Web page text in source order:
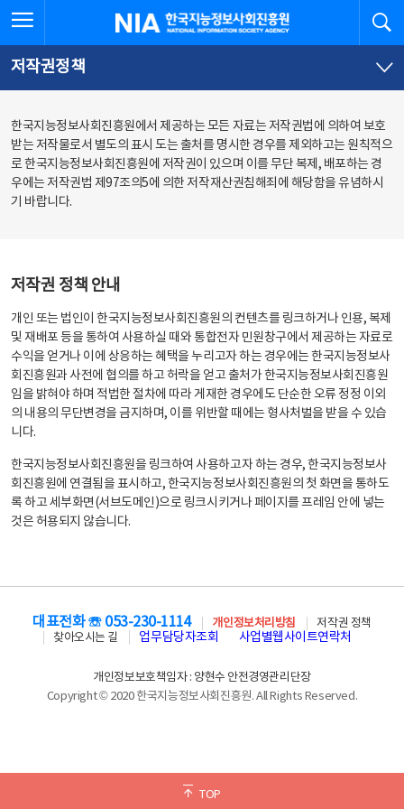
문
로
가
체
뉴
바
가
한국지능정보사회진흥원
저작권정책
한국지능정보사회진흥원에서 제공하는 모든 자료는 저작권법에 의하여 보호
받는 저작물로서 별도의 표시 도는 출처를 명시한 경우를 제외하고는 원칙적으
로 한국지능정보사회진흥원에 저작권이 있으며 이를 무단 복제, 배포하는 경
우에는 저작권법 제97조의5에 의한 저작재산권침해죄에 해당함을 유념하시
기 바랍니다.
저작권 정책 안내
개인 또는 법인이 한국지능정보사회진흥원의 컨텐츠를 링크하거나 인용, 복제
및 재배포 등을 통하여 사용하실 때와 통합전자 민원창구에서 제공하는 자료로
수익을 얻거나 이에 상응하는 혜택을 누리고자 하는 경우에는 한국지능정보사
회진흥원과 사전에 협의를 하고 허락을 얻고 출처가 한국지능정보사회진흥원
임을 밝혀야 하며 적법한 절차에 따라 게재한 경우에도 단순한 오류 정정 이외
의 내용의 무단변경을 금지하며, 이를 위반할 때에는 형사처벌을 받을 수 있습
니다.
한국지능정보사회진흥원을 링크하여 사용하고자 하는 경우, 한국지능정보사
회진흥원에 연결됨을 표시하고, 한국지능정보사회진흥원의 첫 화면을 통하도
록 하고 세부화면(서브도메인)으로 링크시키거나 페이지를 프레임 안에 넣는
것은 허용되지 않습니다.
TOP
대표전화 ☏ 053-230-1114 개인정보처리방침
저작권 정책
찾아오시는 길
업무담당자조회 사업별웹사이트연락처
개인정보보호책임자 : 양현수 안전경영관리단장
Copyright © 2020 한국지능정보사회진흥원. All Rights Reserved.